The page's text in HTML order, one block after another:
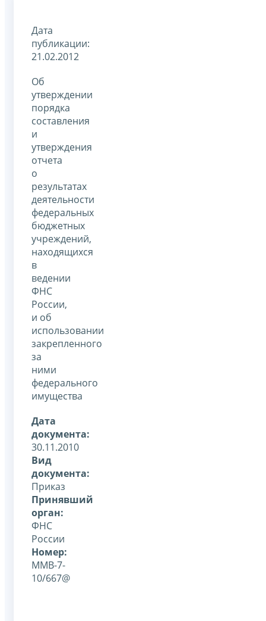
Дата
публикации:
21.02.2012
Об
утверждении
порядка
составления
и
утверждения
отчета
о
результатах
деятельности
федеральных
бюджетных
учреждений,
находящихся
в
ведении
ФНС
России,
и об
использовании
закрепленного
за
ними
федерального
имущества
Дата
документа:
30.11.2010
Вид
документа:
Приказ
Принявший
орган:
ФНС
России
Номер:
MМВ-7-
10/667@